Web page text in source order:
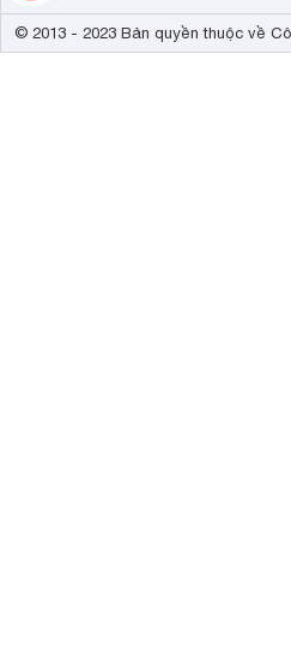
© 2013 - 2023 Bản quyền thuộc về